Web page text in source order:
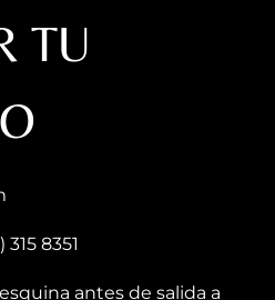
TU
315 8351
antes de salida a